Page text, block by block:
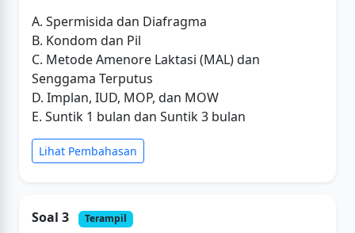
A. Spermisida dan Diafragma
B. Kondom dan Pil
C. Metode Amenore Laktasi (MAL) dan
Senggama Terputus
D. Implan, IUD, MOP, dan MOW
E. Suntik 1 bulan dan Suntik 3 bulan
Lihat Pembahasan
Soal 3 Terampil